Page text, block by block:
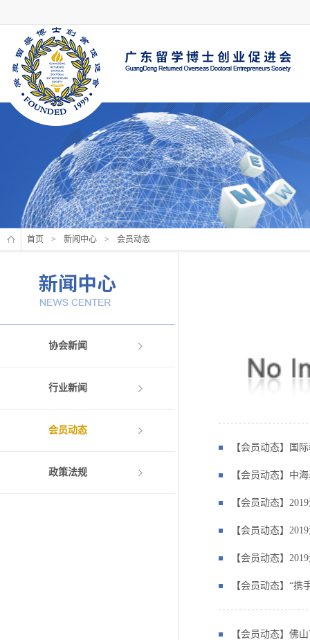
首页 > 新闻中心 > 会员动态
协会新闻
行业新闻
会员动态
政策法规
【会员动态】国
【会员动态】中
【会员动态】
【会员动态】
【会员动态】
【会员动态】“
【会员动态】佛